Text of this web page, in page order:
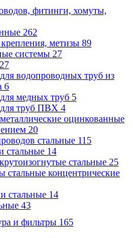
фитинги, хомуты,
262
метизы 89
системы 27
27
водопроводных труб из
6
медных труб 5
труб ПВХ 4
оцинкованные
20
стальные 115
стальные 14
стальные 25
стальные концентрические
стальные 14
43
и фильтры 165